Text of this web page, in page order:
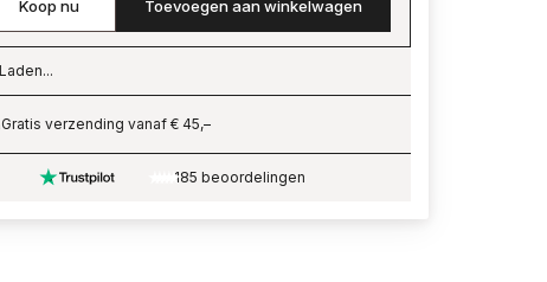
Koop nu Toevoegen aan winkelwagen
Laden...
Gratis verzending vanaf € 45,–
185 beoordelingen